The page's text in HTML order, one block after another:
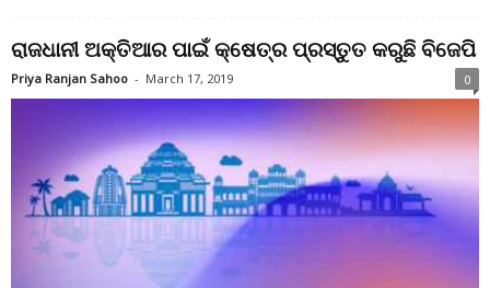
ରାଜଧାନୀ ଅକ୍ତିଆର ପାଇଁ କ୍ଷେତ୍ର ପ୍ରସ୍ତୁତ କରୁଛି ବିଜେପି
Priya Ranjan Sahoo - March 17, 2019 0